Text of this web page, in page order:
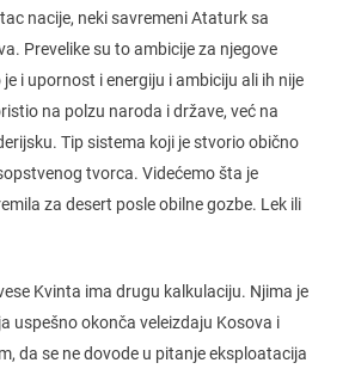
nacije, neki savremeni Ataturk sa
Prevelike su to ambicije za njegove
i upornost i energiju i ambiciju ali ih nije
na polzu naroda i države, već na
Tip sistema koji je stvorio obično
tvorca. Videćemo šta je
za desert posle obilne gozbe. Lek ili
Kvinta ima drugu kalkulaciju. Njima je
uspešno okonča veleizdaju Kosova i
da se ne dovode u pitanje eksploatacija